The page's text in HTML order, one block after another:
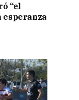
“el
esperanza